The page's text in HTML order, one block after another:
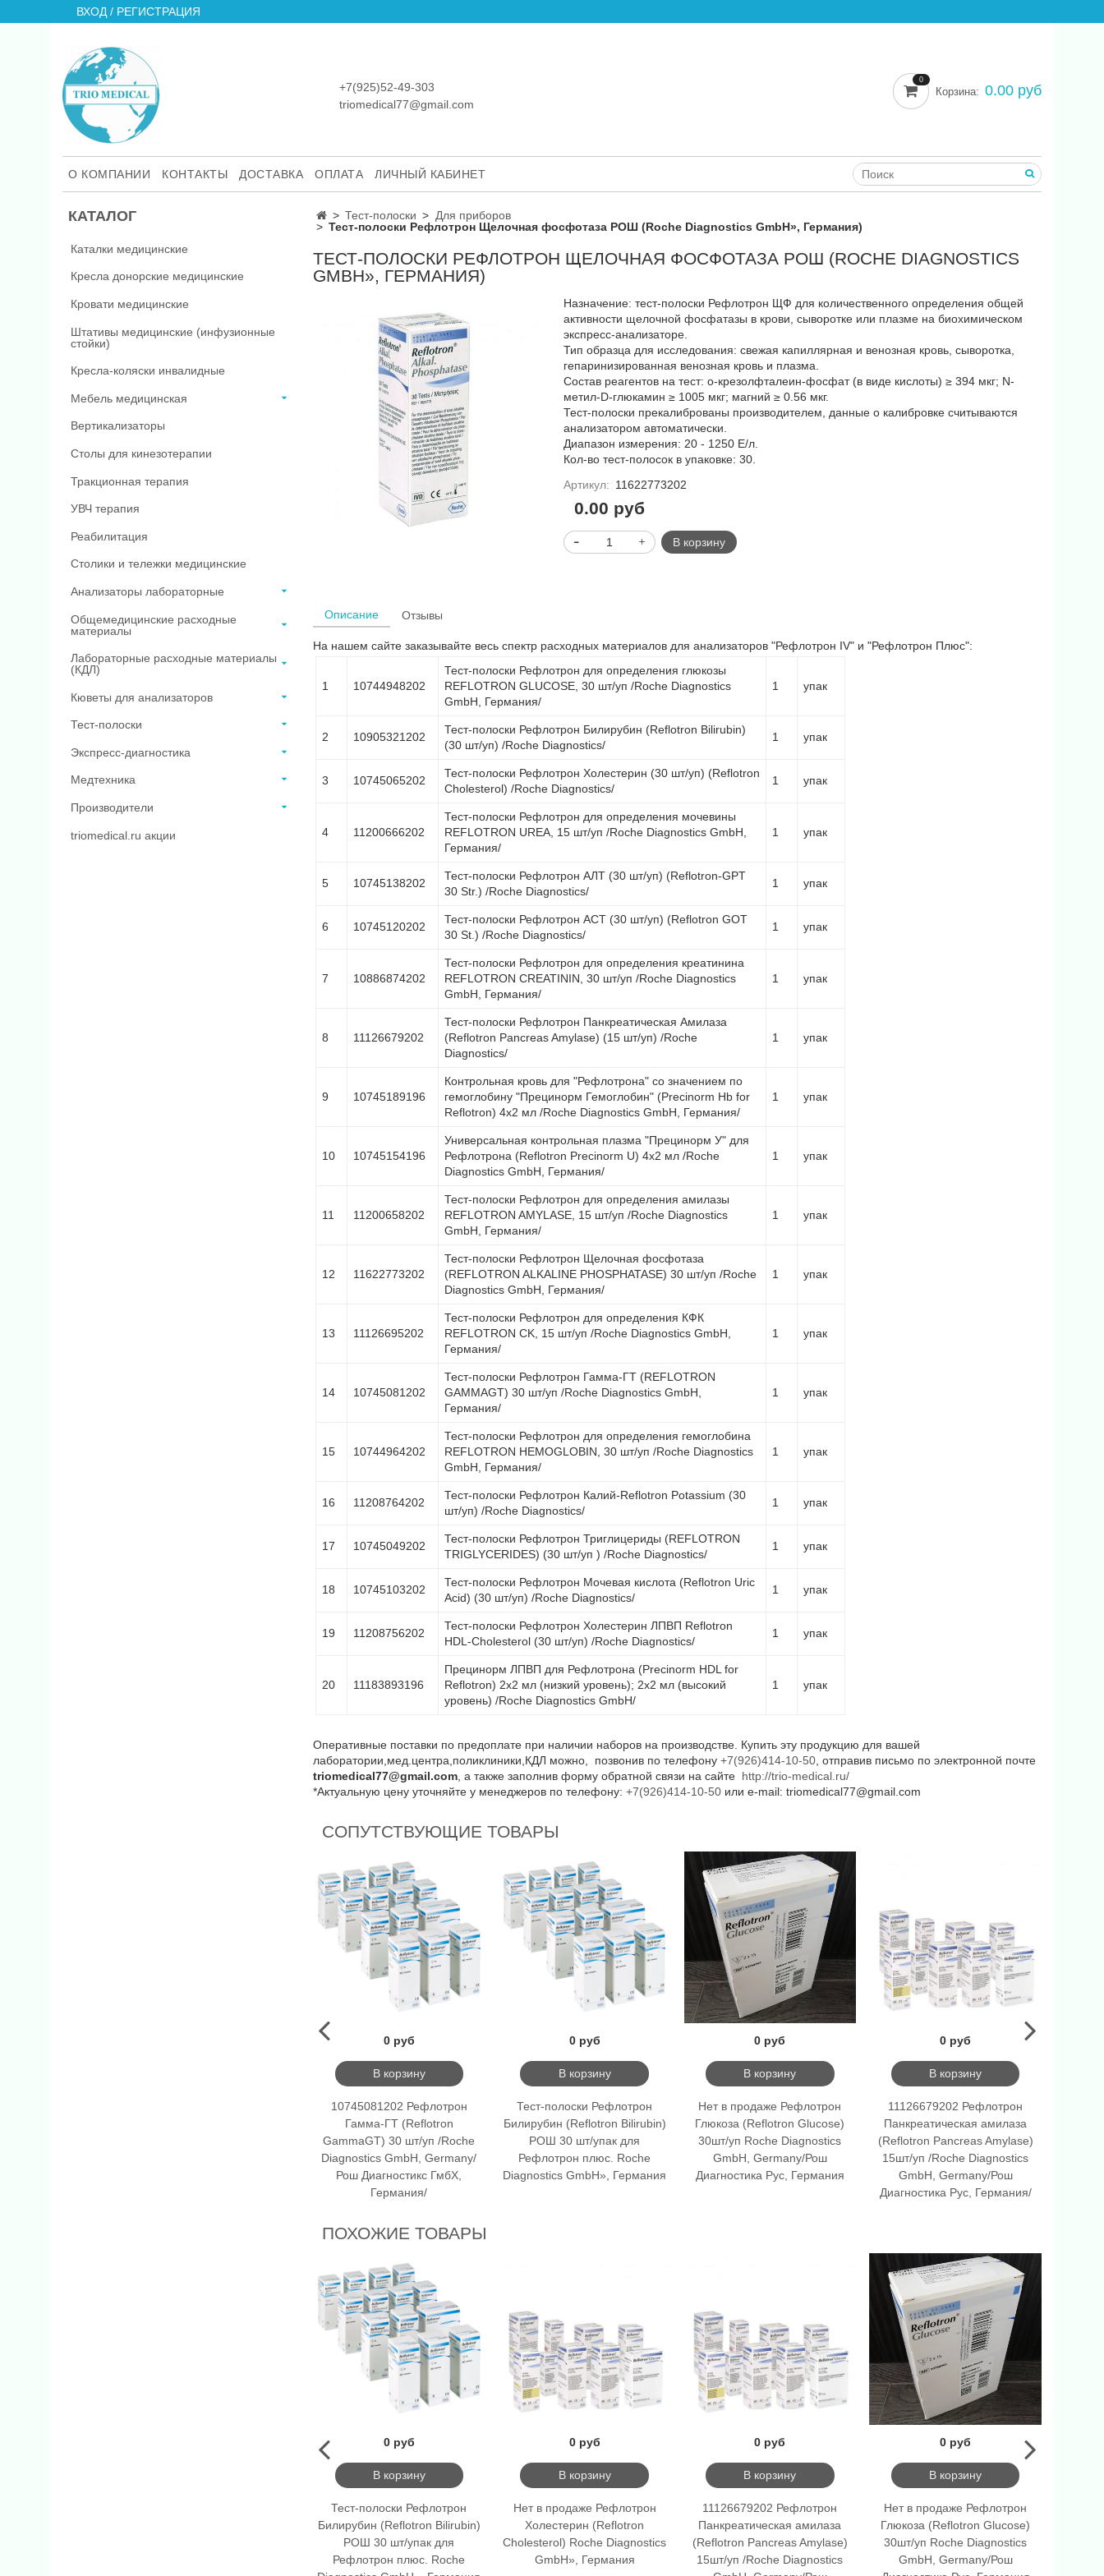
ВХОД / РЕГИСТРАЦИЯ
+7(925)52-49-303
triomedical77@gmail.com
0
Корзина: 0.00 руб
О КОМПАНИИ КОНТАКТЫ ДОСТАВКА ОПЛАТА ЛИЧНЫЙ КАБИНЕТ
Тест-полоски
Для приборов
Тест-полоски Рефлотрон Щелочная фосфотаза РОШ (Roche Diagnostics GmbH», Германия)
ТЕСТ-ПОЛОСКИ РЕФЛОТРОН ЩЕЛОЧНАЯ ФОСФОТАЗА РОШ (ROCHE DIAGNOSTICS
GMBH», ГЕРМАНИЯ)
Назначение: тест-полоски Рефлотрон ЩФ для количественного определения общей
активности щелочной фосфатазы в крови, сыворотке или плазме на биохимическом
экспресс-анализаторе.
Тип образца для исследования: свежая капиллярная и венозная кровь, сыворотка,
гепаринизированная венозная кровь и плазма.
Состав реагентов на тест: о-крезолфталеин-фосфат (в виде кислоты) ≥ 394 мкг; N-
метил-D-глюкамин ≥ 1005 мкг; магний ≥ 0.56 мкг.
Тест-полоски прекалиброваны производителем, данные о калибровке считываются
анализатором автоматически.
Диапазон измерения: 20 - 1250 Е/л.
Кол-во тест-полосок в упаковке: 30.
Артикул: 11622773202
0.00 руб
В корзину
Описание
На нашем сайте заказывайте весь спектр расходных материалов для анализаторов "Рефлотрон IV" и "Рефлотрон Плюс":
1 10744948202
Тест-полоски Рефлотрон для определения глюкозы
REFLOTRON GLUCOSE, 30 шт/уп /Roche Diagnostics
GmbH, Германия/
1 упак
2 10905321202
Тест-полоски Рефлотрон Билирубин (Reflotron Bilirubin)
(30 шт/уп) /Roche Diagnostics/
1 упак
3 10745065202
Тест-полоски Рефлотрон Холестерин (30 шт/уп) (Reflotron
Cholesterol) /Roche Diagnostics/
1 упак
4 11200666202
Тест-полоски Рефлотрон для определения мочевины
REFLOTRON UREA, 15 шт/уп /Roche Diagnostics GmbH,
Германия/
1 упак
5 10745138202
Тест-полоски Рефлотрон АЛТ (30 шт/уп) (Reflotron-GPT
30 Str.) /Roche Diagnostics/
1 упак
6 10745120202
Тест-полоски Рефлотрон АСТ (30 шт/уп) (Reflotron GOT
30 St.) /Roche Diagnostics/
1 упак
7 10886874202
Тест-полоски Рефлотрон для определения креатинина
REFLOTRON CREATININ, 30 шт/уп /Roche Diagnostics
GmbH, Германия/
1 упак
8 11126679202
Тест-полоски Рефлотрон Панкреатическая Амилаза
(Reflotron Pancreas Amylase) (15 шт/уп) /Roche
Diagnostics/
1 упак
9 10745189196
Контрольная кровь для "Рефлотрона" со значением по
гемоглобину "Прецинорм Гемоглобин" (Precinorm Hb for
Reflotron) 4х2 мл /Roche Diagnostics GmbH, Германия/
1 упак
10 10745154196
Универсальная контрольная плазма "Прецинорм У" для
Рефлотрона (Reflotron Precinorm U) 4х2 мл /Roche
Diagnostics GmbH, Германия/
1 упак
11 11200658202
Тест-полоски Рефлотрон для определения амилазы
REFLOTRON AMYLASE, 15 шт/уп /Roche Diagnostics
GmbH, Германия/
1 упак
12 11622773202
Тест-полоски Рефлотрон Щелочная фосфотаза
(REFLOTRON ALKALINE PHOSPHATASE) 30 шт/уп /Roche
Diagnostics GmbH, Германия/
1 упак
13 11126695202
Тест-полоски Рефлотрон для определения КФК
REFLOTRON CK, 15 шт/уп /Roche Diagnostics GmbH,
Германия/
1 упак
14 10745081202
Тест-полоски Рефлотрон Гамма-ГТ (REFLOTRON
GAMMAGT) 30 шт/уп /Roche Diagnostics GmbH,
Германия/
1 упак
15 10744964202
Тест-полоски Рефлотрон для определения гемоглобина
REFLOTRON HEMOGLOBIN, 30 шт/уп /Roche Diagnostics
GmbH, Германия/
1 упак
16 11208764202
Тест-полоски Рефлотрон Калий-Reflotron Potassium (30
шт/уп) /Roche Diagnostics/
1 упак
17 10745049202
Тест-полоски Рефлотрон Триглицериды (REFLOTRON
TRIGLYCERIDES) (30 шт/уп ) /Roche Diagnostics/
1 упак
18 10745103202
Тест-полоски Рефлотрон Мочевая кислота (Reflotron Uric
Acid) (30 шт/уп) /Roche Diagnostics/
1 упак
19 11208756202
Тест-полоски Рефлотрон Холестерин ЛПВП Reflotron
HDL-Cholesterol (30 шт/уп) /Roche Diagnostics/
1 упак
20 11183893196
Прецинорм ЛПВП для Рефлотрона (Precinorm HDL for
Reflotron) 2х2 мл (низкий уровень); 2х2 мл (высокий
уровень) /Roche Diagnostics GmbH/
1 упак
Оперативные поставки по предоплате при наличии наборов на производстве. Купить эту продукцию для вашей
лаборатории,мед.центра,поликлиники,КДЛ можно, позвонив по телефону +7(926)414-10-50 , отправив письмо по электронной почте
triomedical77@gmail.com , а также заполнив форму обратной связи на сайте http://trio-medical.ru/
*Актуальную цену уточняйте у менеджеров по телефону: +7(926)414-10-50 или e-mail: triomedical77@gmail.com
Отзывы
СОПУТСТВУЮЩИЕ ТОВАРЫ
0 руб
В корзину
10745081202 Рефлотрон
Гамма-ГТ (Reflotron
GammaGT) 30 шт/уп /Roche
Diagnostics GmbH, Germany/
Рош Диагностикс ГмбХ,
Германия/
0 руб
В корзину
Тест-полоски Рефлотрон
Билирубин (Reflotron Bilirubin)
РОШ 30 шт/упак для
Рефлотрон плюс. Roche
Diagnostics GmbH», Германия
0 руб
В корзину
Нет в продаже Рефлотрон
Глюкоза (Reflotron Glucose)
30шт/уп Roche Diagnostics
GmbH, Germany/Рош
Диагностика Рус, Германия
0 руб
В корзину
11126679202 Рефлотрон
Панкреатическая амилаза
(Reflotron Pancreas Amylase)
15шт/уп /Roche Diagnostics
GmbH, Germany/Рош
Диагностика Рус, Германия/
ПОХОЖИЕ ТОВАРЫ
0 руб
В корзину
Тест-полоски Рефлотрон
Билирубин (Reflotron Bilirubin)
РОШ 30 шт/упак для
Рефлотрон плюс. Roche
0 руб
В корзину
Нет в продаже Рефлотрон
Холестерин (Reflotron
Cholesterol) Roche Diagnostics
GmbH», Германия
0 руб
В корзину
11126679202 Рефлотрон
Панкреатическая амилаза
(Reflotron Pancreas Amylase)
15шт/уп /Roche Diagnostics
0 руб
В корзину
Нет в продаже Рефлотрон
Глюкоза (Reflotron Glucose)
30шт/уп Roche Diagnostics
GmbH, Germany/Рош
КАТАЛОГ
Каталки медицинские
Кресла донорские медицинские
Кровати медицинские
Штативы медицинские (инфузионные
стойки)
Кресла-коляски инвалидные
Мебель медицинская
Вертикализаторы
Столы для кинезотерапии
Тракционная терапия
УВЧ терапия
Реабилитация
Столики и тележки медицинские
Анализаторы лабораторные
Общемедицинские расходные
материалы
Лабораторные расходные материалы
(КДЛ)
Кюветы для анализаторов
Тест-полоски
Экспресс-диагностика
Медтехника
Производители
triomedical.ru акции